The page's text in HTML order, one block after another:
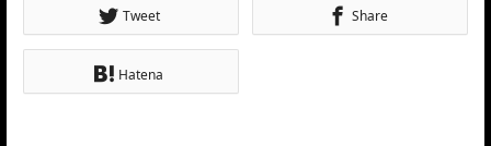
Tweet Share
Hatena